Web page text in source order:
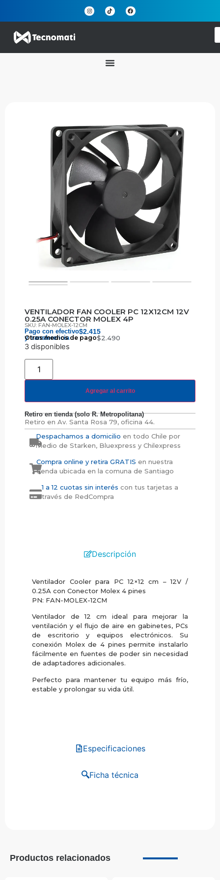
VENTILADOR FAN COOLER PC 12X12CM 12V
0.25A CONECTOR MOLEX 4P
SKU: FAN-MOLEX-12CM
Pago con efectivo
y transferencia
$2.415
Otros medios de pago$2.490
3 disponibles
Agregar al carrito
Retiro en tienda (solo R. Metropolitana)
Retiro en Av. Santa Rosa 79, oficina 44.
Despachamos a domicilio en todo Chile por
medio de Starken, Bluexpress y Chilexpress
Compra online y retira GRATIS en nuestra
tienda ubicada en la comuna de Santiago
1 a 12 cuotas sin interés con tus tarjetas a
través de RedCompra
Descripción
Especificaciones
Ficha técnica
Ventilador Cooler para PC 12×12 cm – 12V /
0.25A con Conector Molex 4 pines
PN: FAN-MOLEX-12CM
Ventilador de 12 cm ideal para mejorar la
ventilación y el flujo de aire en gabinetes, PCs
de escritorio y equipos electrónicos. Su
conexión Molex de 4 pines permite instalarlo
fácilmente en fuentes de poder sin necesidad
de adaptadores adicionales.
Perfecto para mantener tu equipo más frío,
estable y prolongar su vida útil.
Productos relacionados